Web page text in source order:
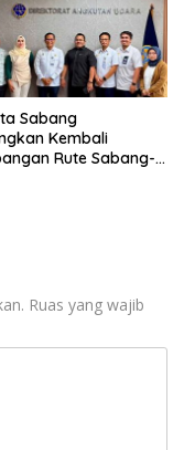
Sabang
Kembali
Rute Sabang-
Ruas yang wajib